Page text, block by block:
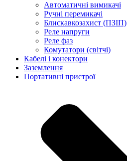
Автоматичні вимикачі
Ручні перемикачі
Блискавкозахист (ПЗІП)
Реле напруги
Реле фаз
Комутатори (світчі)
Кабелі і конектори
Заземлення
Портативні пристрої